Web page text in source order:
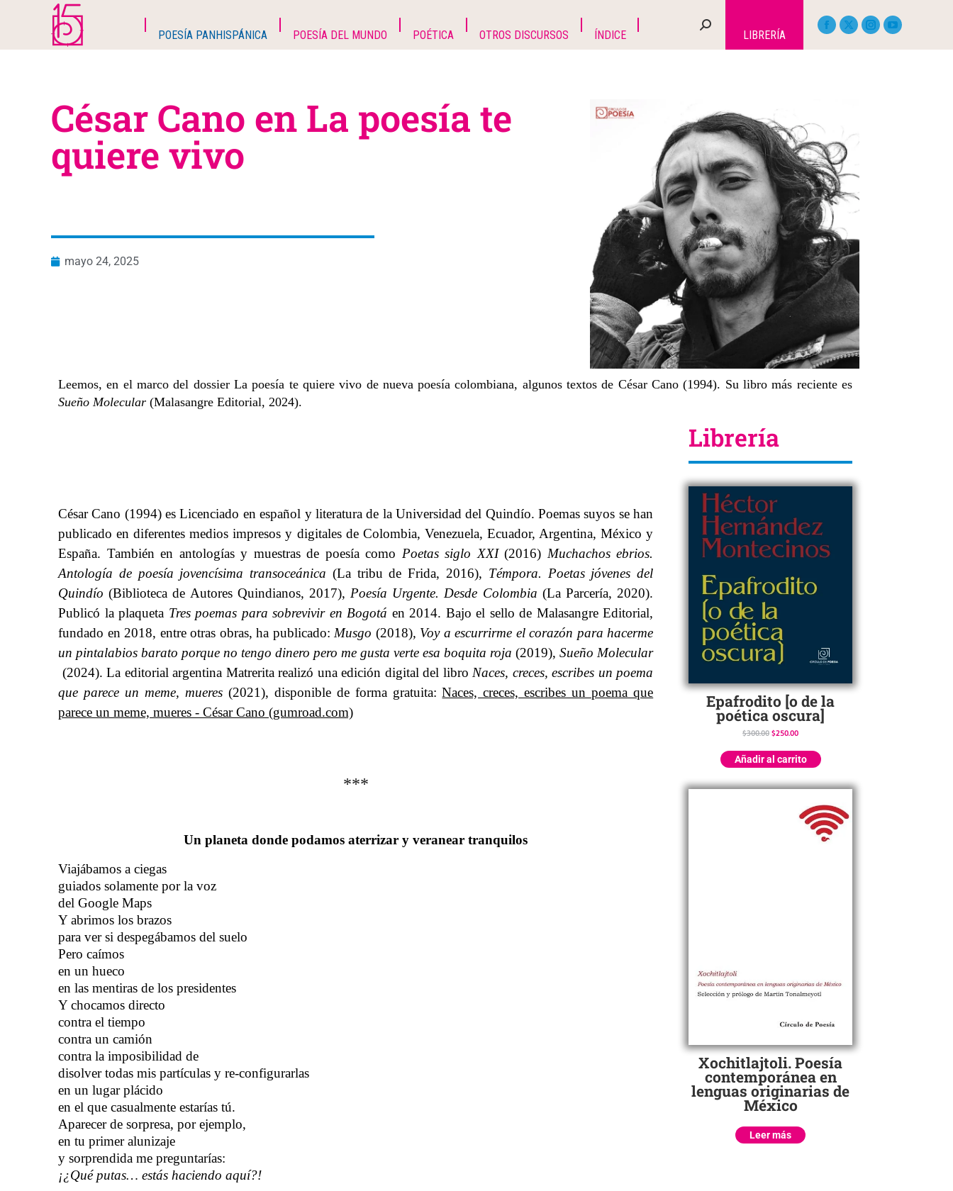
POESÍA PANHISPÁNICA POESÍA DEL MUNDO POÉTICA OTROS DISCURSOS ÍNDICE LIBRERÍA
César Cano en La poesía te
quiere vivo
mayo 24, 2025
Leemos, en el marco del dossier La poesía te quiere vivo de nueva poesía colombiana, algunos textos de César Cano (1994). Su libro más reciente es
Sueño Molecular (Malasangre Editorial, 2024).
César Cano (1994)​​ es ​​ Licenciado en español y literatura de la Universidad del Quindío. Poemas suyos se han
publicado en diferentes medios impresos y digitales de Colombia, Venezuela, Ecuador, Argentina, México y
España. También en antologías y muestras de poesía como​​ Poetas siglo XXI​​ (2016)​​ Muchachos ebrios.
Antología de poesía jovencísima transoceánica ​​ (La tribu de Frida, 2016),​​ Témpora. Poetas jóvenes del
Quindío ​​ (Biblioteca de Autores Quindianos, 2017),​​ Poesía Urgente. Desde Colombia ​​ (La Parcería, 2020).
Publicó la plaqueta​​ Tres poemas para sobrevivir en Bogotá ​​ en 2014. Bajo el sello de Malasangre Editorial,
fundado en 2018, entre otras obras, ha publicado:​​ Musgo​​ (2018), Voy a escurrirme el corazón para hacerme
un pintalabios barato porque no tengo dinero pero me gusta verte esa boquita roja ​​ (2019),​​Sueño Molecular​​
(2024). La editorial argentina Matrerita realizó una edición digital del libro​​ Naces, creces, escribes un poema
que parece un meme, mueres​​ (2021), disponible de forma gratuita:​​Naces, creces, escribes un poema que
parece un meme, mueres - César Cano (gumroad.com)
***
Un planeta donde podamos aterrizar y veranear tranquilos
Viajábamos a ciegas
guiados solamente por la voz
del Google Maps
Y abrimos los brazos
para ver si despegábamos del suelo
Pero caímos
en un hueco
en las mentiras de los presidentes
Y chocamos directo
contra el tiempo
contra un camión
contra la imposibilidad de
disolver todas mis partículas y re-configurarlas
en un lugar plácido
en el que casualmente estarías tú.
Aparecer de sorpresa, por ejemplo,
en tu primer alunizaje
y sorprendida me preguntarías:
¡¿Qué putas… estás haciendo aquí?!
Librería
Epafrodito [o de la
poética oscura]
$300.00 $250.00
Añadir al carrito
Xochitlajtoli. Poesía
contemporánea en
lenguas originarias de
México
Leer más